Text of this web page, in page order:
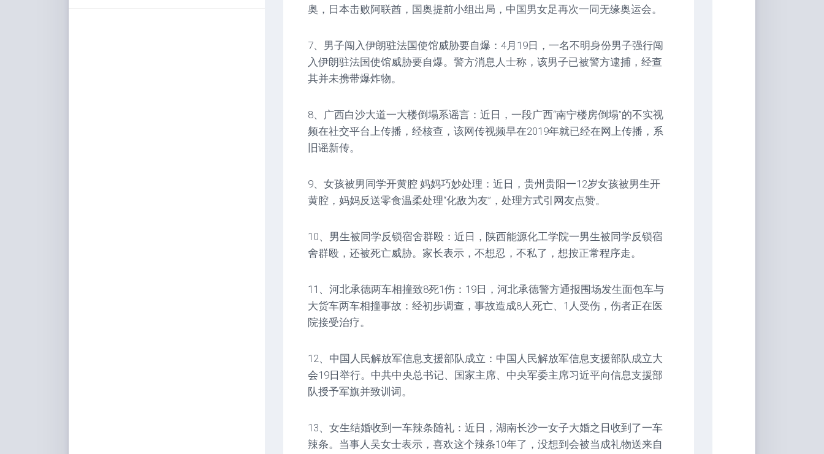
奥，日本击败阿联酋，国奥提前小组出局，中国男女足再次一同无缘奥运会。
7、男子闯入伊朗驻法国使馆威胁要自爆：4月19日，一名不明身份男子强行闯
入伊朗驻法国使馆威胁要自爆。警方消息人士称，该男子已被警方逮捕，经查
其并未携带爆炸物。
8、广西白沙大道一大楼倒塌系谣言：近日，一段广西“南宁楼房倒塌”的不实视
频在社交平台上传播，经核查，该网传视频早在2019年就已经在网上传播，系
旧谣新传。
9、女孩被男同学开黄腔 妈妈巧妙处理：近日，贵州贵阳一12岁女孩被男生开
黄腔，妈妈反送零食温柔处理“化敌为友”，处理方式引网友点赞。
10、男生被同学反锁宿舍群殴：近日，陕西能源化工学院一男生被同学反锁宿
舍群殴，还被死亡威胁。家长表示，不想忍，不私了，想按正常程序走。
11、河北承德两车相撞致8死1伤：19日，河北承德警方通报围场发生面包车与
大货车两车相撞事故：经初步调查，事故造成8人死亡、1人受伤，伤者正在医
院接受治疗。
12、中国人民解放军信息支援部队成立：中国人民解放军信息支援部队成立大
会19日举行。中共中央总书记、国家主席、中央军委主席习近平向信息支援部
队授予军旗并致训词。
13、女生结婚收到一车辣条随礼：近日，湖南长沙一女子大婚之日收到了一车
辣条。当事人吴女士表示，喜欢这个辣条10年了，没想到会被当成礼物送来自